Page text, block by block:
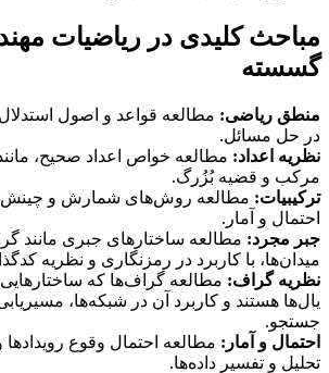
مباحث کلیدی در ریاضیات
گسسته
منطق ریاضی: مطالعه قواعد و اصول
در حل مسائل.
نظریه اعداد: مطالعه خواص اعداد صحیح، مانند
مرکب و قضیه بُزُرگ.
ترکیبیات: مطالعه روش‌های شمارش و چینش
احتمال و آمار.
جبر مجرد: مطالعه ساختارهای جبری مانند
میدان‌ها، با کاربرد در رمزنگاری و نظریه
نظریه گراف: مطالعه گراف‌ها که
یال‌ها هستند و کاربرد آن در شبکه‌ها،
جستجو.
احتمال و آمار: مطالعه احتمال وقوع
تحلیل و تفسیر داده‌ها.